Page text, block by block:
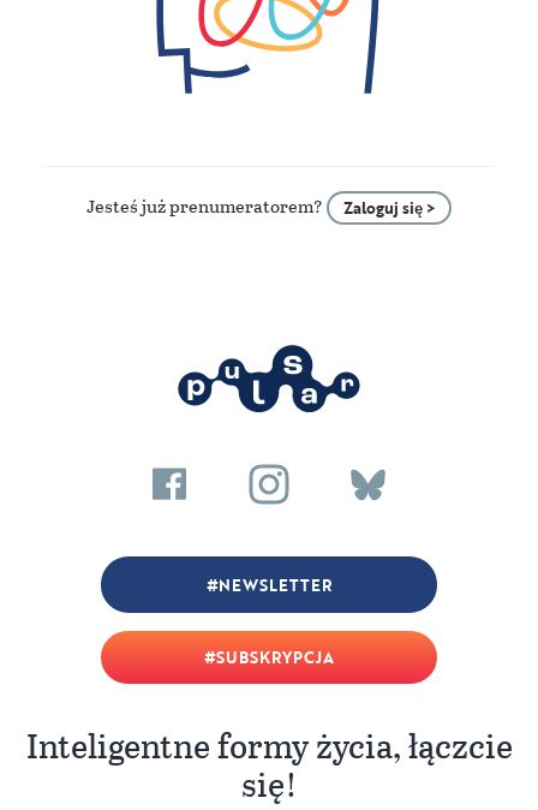
Jesteś już prenumeratorem? Zaloguj się >
SUBSKRYPCJA
NEWSLETTER
Inteligentne formy życia, łączcie
się!